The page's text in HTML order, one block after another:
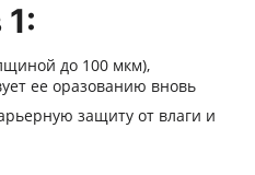
до 100 мкм),
ее оразованию вновь
защиту от влаги и